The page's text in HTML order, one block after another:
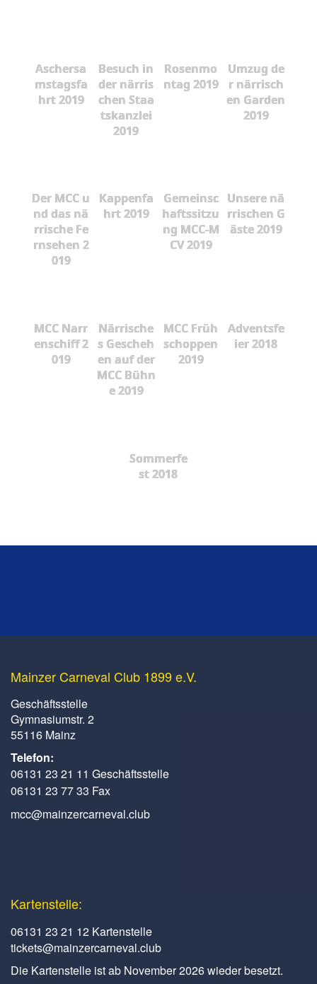
Aschersa
mstagsfa
hrt 2019
Besuch in
der närris
chen Staa
tskanzlei
2019
Rosenmo
ntag 2019
Umzug de
r närrisch
en Garden
2019
Der MCC u
nd das nä
rrische Fe
rnsehen 2
019
Kappenfa
hrt 2019
Gemeinsc
haftssitzu
ng MCC-M
CV 2019
Unsere nä
rrischen G
äste 2019
MCC Narr
enschiff 2
019
Närrische
s Gescheh
en auf der
MCC Bühn
e 2019
MCC Früh
schoppen
2019
Adventsfe
ier 2018
Sommerfe
st 2018
Mainzer Carneval Club 1899 e.V.
Geschäftsstelle
Gymnasiumstr. 2
55116 Mainz
Telefon:
06131 23 21 11 Geschäftsstelle
06131 23 77 33 Fax
mcc@mainzercarneval.club
Kartenstelle:
06131 23 21 12 Kartenstelle
tickets@mainzercarneval.club
Die Kartenstelle ist ab November 2026 wieder besetzt.